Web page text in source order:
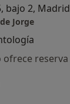
bajo 2, Madrid
Jorge